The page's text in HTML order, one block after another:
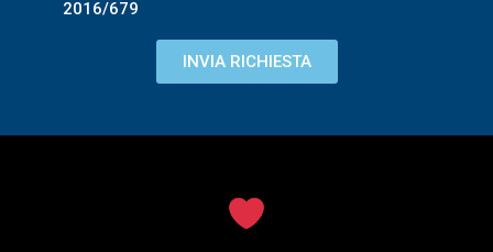
2016/679
INVIA RICHIESTA